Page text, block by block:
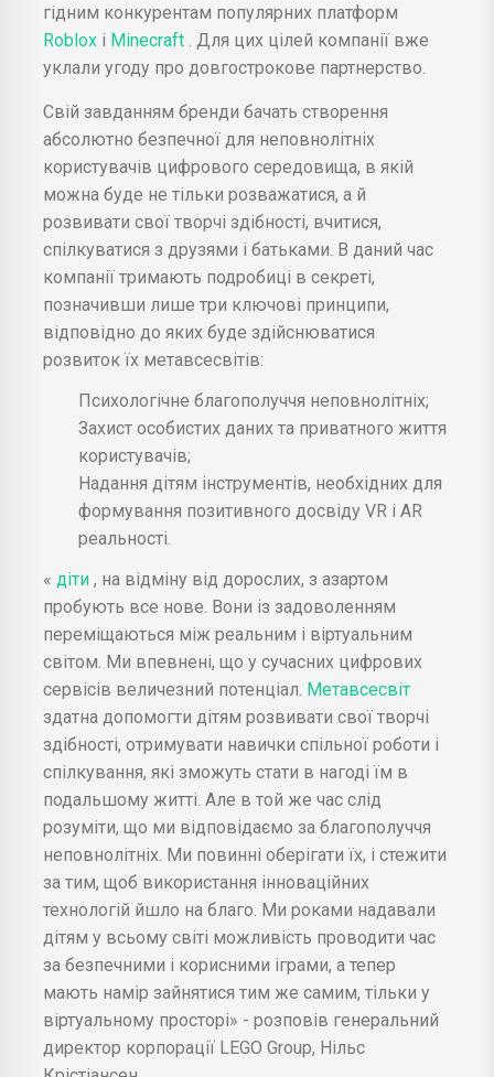
гідним конкурентам популярних платформ
Roblox і Minecraft
. Для цих цілей компанії вже
уклали угоду про довгострокове партнерство.
Свій завданням бренди бачать створення
абсолютно безпечної для неповнолітніх
користувачів цифрового середовища, в якій
можна буде не тільки розважатися, а й
розвивати свої творчі здібності, вчитися,
спілкуватися з друзями і батьками. В даний час
компанії тримають подробиці в секреті,
позначивши лише три ключові принципи,
відповідно до яких буде здійснюватися
розвиток їх метавсесвітів:
Психологічне благополуччя неповнолітніх;
Захист особистих даних та приватного життя
користувачів;
Надання дітям інструментів, необхідних для
формування позитивного досвіду VR і AR
реальності.
« діти , на відміну від дорослих, з азартом
пробують все нове. Вони із задоволенням
переміщаються між реальним і віртуальним
світом. Ми впевнені, що у сучасних цифрових
сервісів величезний потенціал. Метавсесвіт
здатна допомогти дітям розвивати свої творчі
здібності, отримувати навички спільної роботи і
спілкування, які зможуть стати в нагоді їм в
подальшому житті. Але в той же час слід
розуміти, що ми відповідаємо за благополуччя
неповнолітніх. Ми повинні оберігати їх, і стежити
за тим, щоб використання інноваційних
технологій йшло на благо. Ми роками надавали
дітям у всьому світі можливість проводити час
за безпечними і корисними іграми, а тепер
мають намір зайнятися тим же самим, тільки у
віртуальному просторі» - розповів генеральний
директор корпорації LEGO Group, Нільс